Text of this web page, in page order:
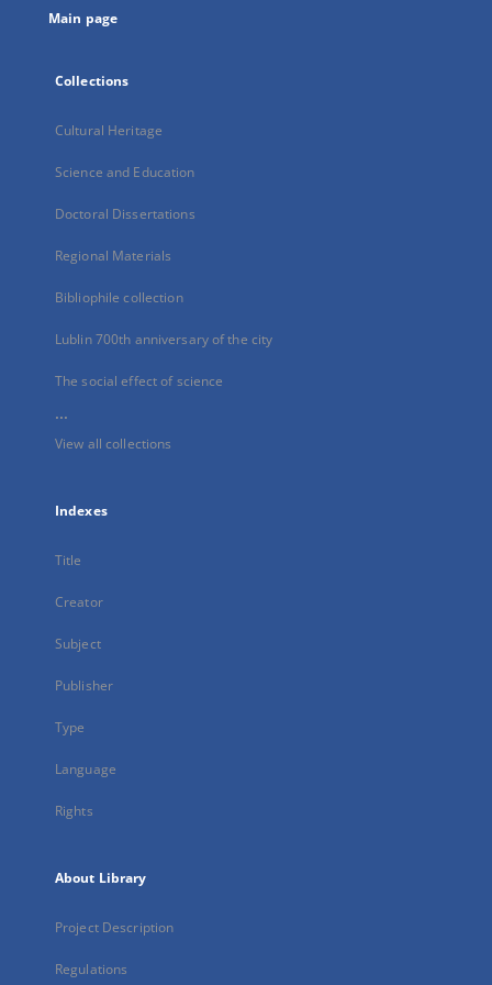
Main page
Collections
Cultural Heritage
Science and Education
Doctoral Dissertations
Regional Materials
Bibliophile collection
Lublin 700th anniversary of the city
The social effect of science
...
View all collections
Indexes
Title
Creator
Subject
Publisher
Type
Language
Rights
About Library
Project Description
Regulations